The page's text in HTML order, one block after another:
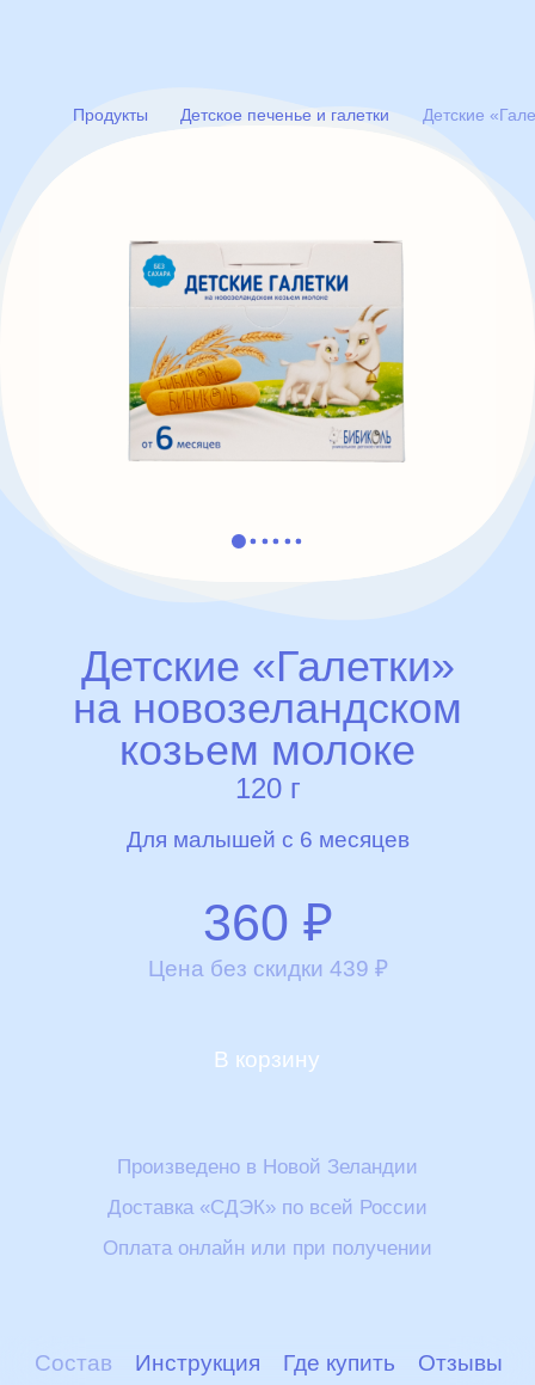
Продукты Детское печенье и галетки Детские
Детские «Галетки»
на новозеландском
козьем молоке
120 г
Для малышей с 6 месяцев
360 ₽
Цена без скидки 439 ₽
В корзину
Произведено в Новой Зеландии
Доставка «СДЭК» по всей России
Оплата онлайн или при получении
Состав Инструкция Где купить Отзывы